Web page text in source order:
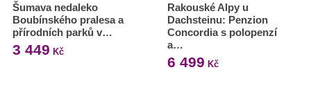
Šumava nedaleko
Boubínského pralesa a
přírodních parků v…
3 449 Kč
Rakouské Alpy u
Dachsteinu: Penzion
Concordia s polopenzí
a…
6 499 Kč